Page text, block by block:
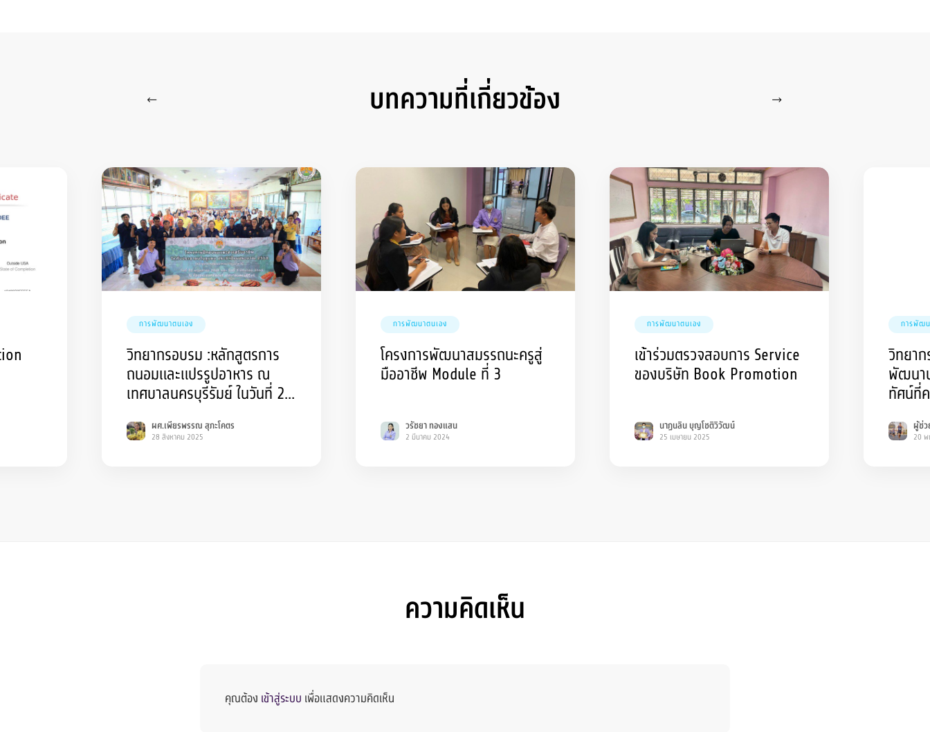
บทความที่เกี่ยวข้อง
การพัฒนาตนเอง
วิทยากรอบรม :หลักสูตรการ
ถนอมและแปรรูปอาหาร ณ
เทศบาลนครบุรีรัมย์ ในวันที่ 22
ผศ.เพียรพรรณ สุภะโคตร
28 สิงหาคม 2025
การพัฒนาตนเอง
โครงการพัฒนาสมรรถนะครูสู่
มืออาชีพ Module ที่ 3
วรัชยา ทองแสน
2 มีนาคม 2024
การพัฒนาตนเอง
เข้าร่วมตรวจสอบการ Service
ของบริษัท Book Promotion
นาฏนลิน บุญโชติวิวัฒน์
25 เมษายน 2025
การพัฒ
วิทยาก
พัฒนา
ทัศน์ที่
ที่จบจผู้ช่ว
20
ความคิดเห็น
คุณต้อง เข้าสู่ระบบ เพื่อแสดงความคิดเห็น